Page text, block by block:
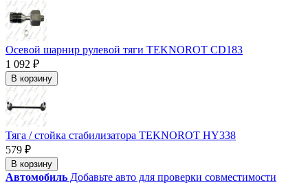
Осевой шарнир рулевой тяги TEKNOROT CD183
1 092 ₽
В корзину
Тяга / стойка стабилизатора TEKNOROT HY338
579 ₽
В корзину
Автомобиль Добавьте авто для проверки совместимости